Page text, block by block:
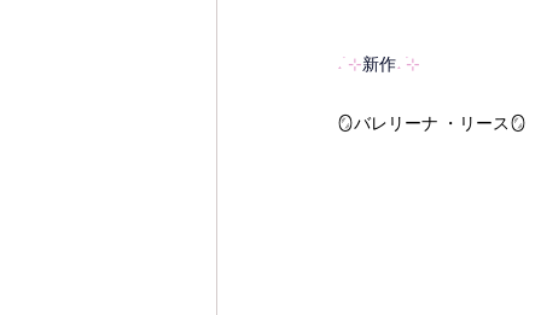
˖ ࣪⊹新作˖ ࣪⊹
🪞バレリーナ ・リース🪞